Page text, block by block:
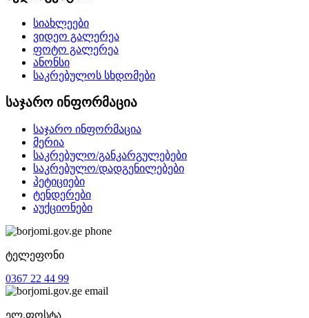
სიახლეები
ვიდეო გალერეა
ფოტო გალერეა
ანონსი
საკრებულოს სხდომები
საჯარო ინფორმაცია
საჯარო ინფორმაცია
მერია
საკრებულო/განკარგულებები
საკრებულო/დადგენილებები
პეტიციები
ტენდერები
აუქციონები
ტელეფონი
0367 22 44 99
ელ.ფოსტა